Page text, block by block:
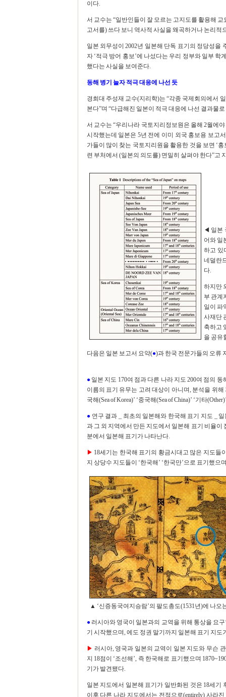
이다.
서 교수는 “일반인들이 잘 모르는 고지도를 활용해
고서를) 쓰다 보니 역사적 사실을 왜곡하거나 논리적
일본 외무성이 2002년 일본해 단독 표기의 정당성을
자 ‘적극 방어 홍보’에 나섰다는 우리 정부와 일부
했다는 사실을 보여준다.
동해 병기 늘자 적극 대응에 나선 듯
경희대 주성재 교수(지리학)는 “각종 국제회의에서
본다”며 “다급해진 일본이 적극 대응에 나선 결과물
서 교수는 “우리나라 국토지리정보원은 올해 2월에
시작했는데 일본은 5년 전에 이미 외국 홍보용 보고
가들이 많이 찾는 국토지리원을 활용한 것을 보면 ‘
련 부처에서 (일본의 의도를) 면밀히 살펴야 한다”고
◀ 일본
어와 일
하고 있
네덜란
다.
하지만
부 관계
일이 파
사재단
축하고
을 공유
다음은 일본 보고서 요약(●)과 한국 전문가들의 오류
●일본 지도 170여 점과 다른 나라 지도 200여 점의
이름의 표기 유무는 고려 대상이 아니며, 분석을 위해
국해(Sea of Korea)’ ‘중국해(Sea of China)’ ‘기타
● 연구 결과 _ 최초의 일본해와 한국해 표기 지도 _
과 그 외 지역에서 만든 지도에서 일본해 표기 비율
분에서 일본해 표기가 나타난다.
▶ 18세기는 한국해 표기의 황금시대고 많은 지도들
지 상당수 지도들이 ‘한국해’ ‘한국만’으로 표기했으
▲ ‘신증동국여지승람’의 팔도총도(1531년)에 나오
●러시아와 영국이 일본과의 교역을 위해 통상을 요
기 시작했으며, 에도 정권 말기까지 일본해 표기 지도
▶ 러시아, 영국과 일본의 교역이 일본 지도와 무슨
지 18점이 ‘조선해’, 즉 한국해로 표기했으며
기가 발견됐다.
일본 지도에서 일본해 표기가 일반화된 것은 18세기
이후 다른 나라 지도에서는 전적으로(entirely) 사라